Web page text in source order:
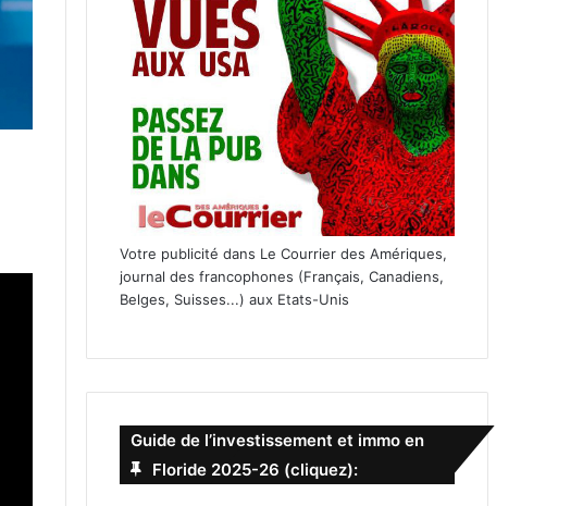
Votre publicité dans Le Courrier des Amériques,
journal des francophones (Français, Canadiens,
Belges, Suisses...) aux Etats-Unis
Guide de l’investissement et immo en
Floride 2025-26 (cliquez):